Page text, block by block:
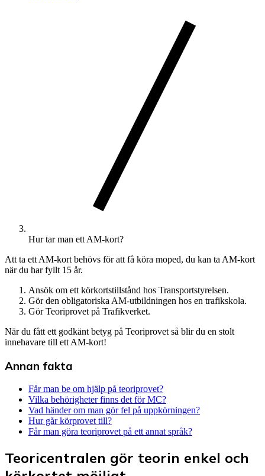
Hur tar man ett AM-kort?
Att ta ett AM-kort behövs för att få köra moped, du kan ta AM-kort
när du har fyllt 15 år.
Ansök om ett körkortstillstånd hos Transportstyrelsen.
Gör den obligatoriska AM-utbildningen hos en trafikskola.
Gör Teoriprovet på Trafikverket.
När du fått ett godkänt betyg på Teoriprovet så blir du en stolt
innehavare till ett AM-kort!
Annan fakta
Får man be om hjälp på teoriprovet?
Vilka behörigheter finns det för MC?
Vad händer om man gör fel på uppkörningen?
Hur går körprovet till?
Får man göra teoriprovet på ett annat språk?
Teoricentralen gör teorin enkel och